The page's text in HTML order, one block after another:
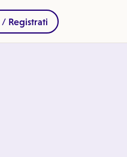
/ Registrati